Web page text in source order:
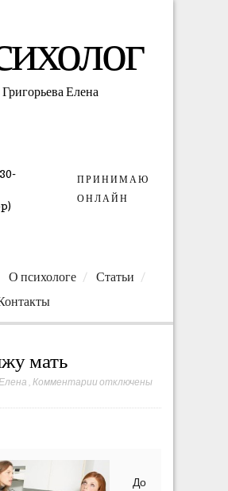
Григорьева Елена
ПРИНИМАЮ
ОНЛАЙН
О психологе
Статьи
мать
Комментарии к
и
отключены
До